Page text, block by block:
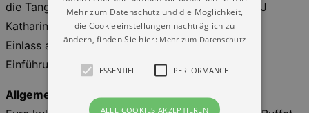
die Tangotanzmusik in den Pausen kommt von DJ
Katharina
Einlass ab 18:30 Uhr, Ballbeginn ist 20 Uhr
Einführungskurs ab 19 Uhr
Allgemeines:
Mehr zum Datenschutz und die Möglichkeit,
die Cookieeinstellungen nachträglich zu
ändern, finden Sie hier: Mehr zum Datenschutz
ESSENTIELL PERFORMANCE
ALLE COOKIES AKZEPTIEREN